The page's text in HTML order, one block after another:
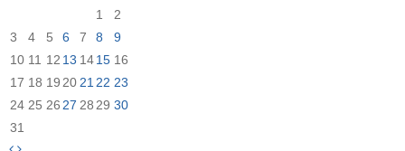
1
2
3
4 5 6 7 8
9
10 11 12 13 1415 16
17 18 19 20 21 22 23
24 25 26 27 28 29 30
31